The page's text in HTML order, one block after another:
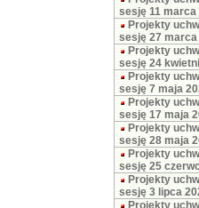
sesję 11 marca
Projekty
sesję 27 marca
Projekty
sesję 24
Projekty
sesję 7 maja
Projekty
sesję 17 maja
Projekty
sesję 28 maja
Projekty
sesję 25
Projekty
sesję 3 lipca
Projekty